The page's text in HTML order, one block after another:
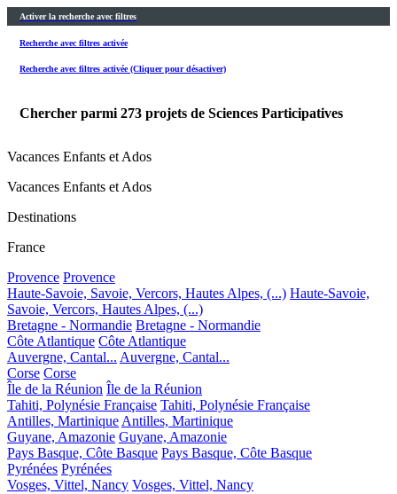
Activer la recherche avec filtres
Recherche avec filtres activée
Recherche avec filtres activée (Cliquer pour désactiver)
Chercher parmi 273 projets de Sciences Participatives
Vacances Enfants et Ados
Vacances Enfants et Ados
Destinations
France
Provence Provence
Haute-Savoie, Savoie, Vercors, Hautes Alpes, (...) Haute-Savoie,
Savoie, Vercors, Hautes Alpes, (...)
Bretagne - Normandie Bretagne - Normandie
Côte Atlantique Côte Atlantique
Auvergne, Cantal... Auvergne, Cantal...
Corse Corse
Île de la Réunion Île de la Réunion
Tahiti, Polynésie Française Tahiti, Polynésie Française
Antilles, MartiniqueAntilles, Martinique
Guyane, Amazonie Guyane, Amazonie
Pays Basque, Côte Basque Pays Basque, Côte Basque
Pyrénées Pyrénées
Vosges, Vittel, Nancy Vosges, Vittel, Nancy